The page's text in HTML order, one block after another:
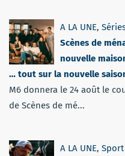
A LA UNE,
Scènes de
nouvelle
… tout sur la nouvelle
M6 donnera le 24 août le
de Scènes de mé...
A LA UNE, Sport